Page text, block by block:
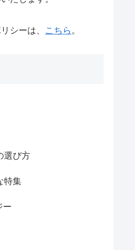
シーは、 こちら 。
選び方
特集
ー